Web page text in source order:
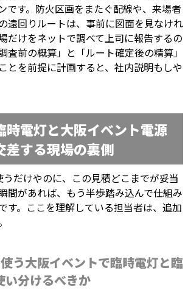
です。防火区画をまたぐ配線や、来場者
遠回りルートは、事前に図面を見なけれ
だけをネットで調べて上司に報告するの
査前の概算」と「ルート確定後の精算」
とを前提に計画すると、社内説明もしや
時電灯と大阪イベント電源
差する現場の裏側
うだけやのに、この見積どこまでが妥当
間があれば、もう半歩踏み込んで仕組み
す。ここを理解している担当者は、追加
う大阪イベントで臨時電灯と臨
い分けるべきか